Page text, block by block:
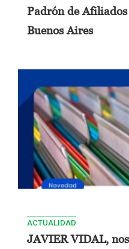
Padrón de
Buenos Aires
ACTUALIDAD
JAVIER VIDAL,